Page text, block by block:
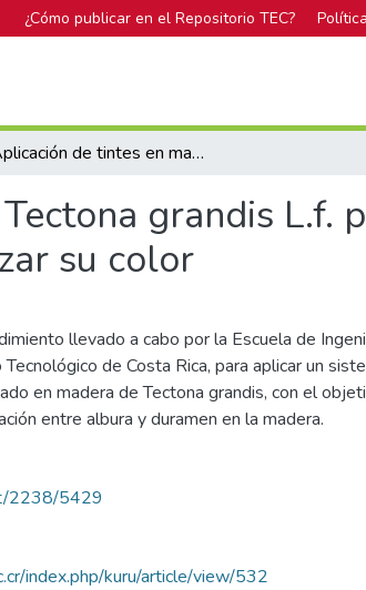
¿Cómo publicar en el Repositorio TEC?
Aplicación de tintes en madera de Tectona grandis L.f. preservada con Wolmanit CX-10Ò para homogenizar su color
grandis L.f.
su color
llevado a cabo por la Escuela de
de Costa Rica, para aplicar un
en madera de Tectona grandis, con el
entre albura y duramen en la madera.
2238/5429
index.php/kuru/article/view/532